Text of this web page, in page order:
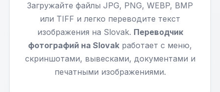
Загружайте файлы JPG, PNG, WEBP, BMP
или TIFF и легко переводите текст
изображения на Slovak. Переводчик
фотографий на Slovak работает с меню,
скриншотами, вывесками, документами и
печатными изображениями.